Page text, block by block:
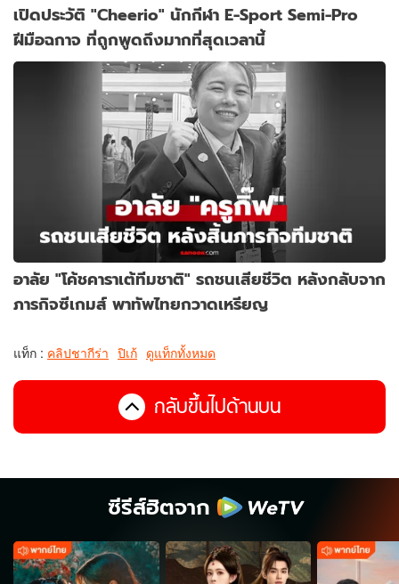
เปิดประวัติ "Cheerio" นักกีฬา E-Sport Semi-Pro
ฝีมือฉกาจ ที่ถูกพูดถึงมากที่สุดเวลานี้
อาลัย "โค้ชคาราเต้ทีมชาติ" รถชนเสียชีวิต หลังกลับจาก
ภารกิจซีเกมส์ พาทัพไทยกวาดเหรียญ
แท็ก : คลิปชากีร่า ปิเก้ ดูแท็กทั้งหมด
กลับขึ้นไปด้านบน
ซีรีส์ฮิตจาก